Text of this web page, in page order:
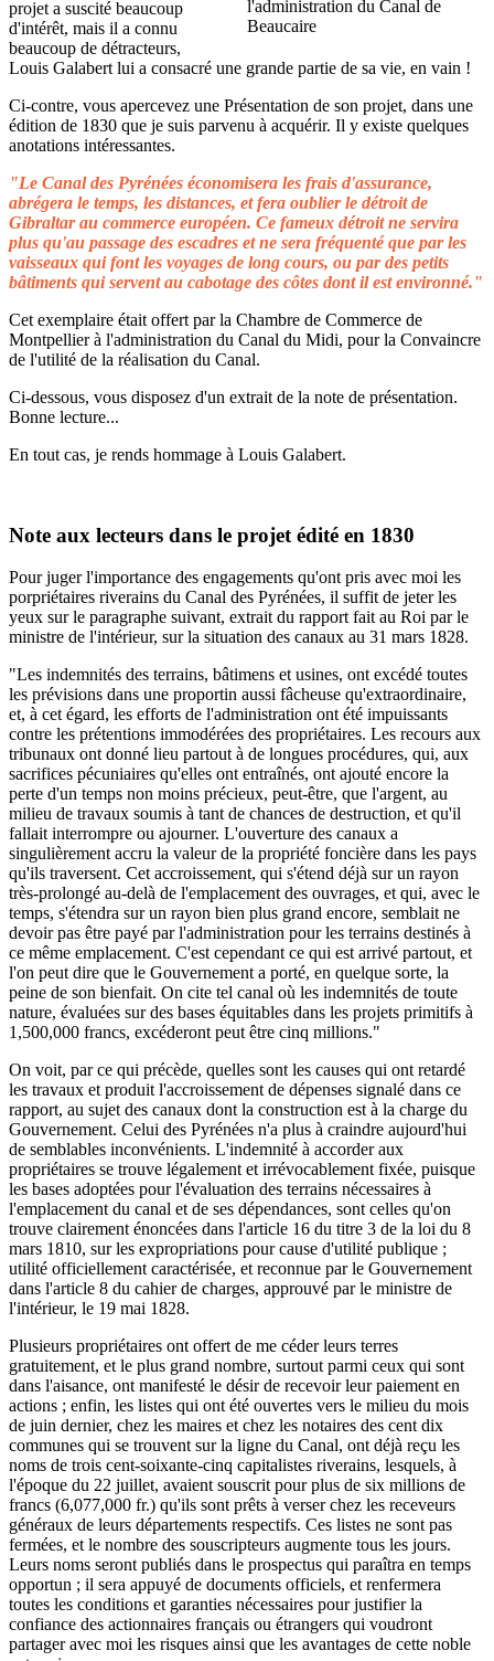
projet a suscité beaucoup
d'intérêt, mais il a connu
beaucoup de détracteurs,
Louis Galabert lui a consacré une grande partie de sa vie, en vain !
Ci-contre, vous apercevez une Présentation de son projet, dans une
édition de 1830 que je suis parvenu à acquérir. Il y existe quelques
anotations intéressantes.
"Le Canal des Pyrénées économisera les frais d'assurance,
abrégera le temps, les distances, et fera oublier le détroit de
Gibraltar au commerce européen. Ce fameux détroit ne servira
plus qu'au passage des escadres et ne sera fréquenté que par les
vaisseaux qui font les voyages de long cours, ou par des petits
bâtiments qui servent au cabotage des côtes dont il est environné."
Cet exemplaire était offert par la Chambre de Commerce de
Montpellier à l'administration du Canal du Midi, pour la Convaincre
de l'utilité de la réalisation du Canal.
Ci-dessous, vous disposez d'un extrait de la note de présentation.
Bonne lecture...
En tout cas, je rends hommage à Louis Galabert.
Note aux lecteurs dans le projet édité en 1830
Pour juger l'importance des engagements qu'ont pris avec moi les
porpriétaires riverains du Canal des Pyrénées, il suffit de jeter les
yeux sur le paragraphe suivant, extrait du rapport fait au Roi par le
ministre de l'intérieur, sur la situation des canaux au 31 mars 1828.
"Les indemnités des terrains, bâtimens et usines, ont excédé toutes
les prévisions dans une proportin aussi fâcheuse qu'extraordinaire,
et, à cet égard, les efforts de l'administration ont été impuissants
contre les prétentions immodérées des propriétaires. Les recours aux
tribunaux ont donné lieu partout à de longues procédures, qui, aux
sacrifices pécuniaires qu'elles ont entraînés, ont ajouté encore la
perte d'un temps non moins précieux, peut-être, que l'argent, au
milieu de travaux soumis à tant de chances de destruction, et qu'il
fallait interrompre ou ajourner. L'ouverture des canaux a
singulièrement accru la valeur de la propriété foncière dans les pays
qu'ils traversent. Cet accroissement, qui s'étend déjà sur un rayon
très-prolongé au-delà de l'emplacement des ouvrages, et qui, avec le
temps, s'étendra sur un rayon bien plus grand encore, semblait ne
devoir pas être payé par l'administration pour les terrains destinés à
ce même emplacement. C'est cependant ce qui est arrivé partout, et
l'on peut dire que le Gouvernement a porté, en quelque sorte, la
peine de son bienfait. On cite tel canal où les indemnités de toute
nature, évaluées sur des bases équitables dans les projets primitifs à
1,500,000 francs, excéderont peut être cinq millions."
On voit, par ce qui précède, quelles sont les causes qui ont retardé
les travaux et produit l'accroissement de dépenses signalé dans ce
rapport, au sujet des canaux dont la construction est à la charge du
Gouvernement. Celui des Pyrénées n'a plus à craindre aujourd'hui
de semblables inconvénients. L'indemnité à accorder aux
propriétaires se trouve légalement et irrévocablement fixée, puisque
les bases adoptées pour l'évaluation des terrains nécessaires à
l'emplacement du canal et de ses dépendances, sont celles qu'on
trouve clairement énoncées dans l'article 16 du titre 3 de la loi du 8
mars 1810, sur les expropriations pour cause d'utilité publique ;
utilité officiellement caractérisée, et reconnue par le Gouvernement
dans l'article 8 du cahier de charges, approuvé par le ministre de
l'intérieur, le 19 mai 1828.
Plusieurs propriétaires ont offert de me céder leurs terres
gratuitement, et le plus grand nombre, surtout parmi ceux qui sont
dans l'aisance, ont manifesté le désir de recevoir leur paiement en
actions ; enfin, les listes qui ont été ouvertes vers le milieu du mois
de juin dernier, chez les maires et chez les notaires des cent dix
communes qui se trouvent sur la ligne du Canal, ont déjà reçu les
noms de trois cent-soixante-cinq capitalistes riverains, lesquels, à
l'époque du 22 juillet, avaient souscrit pour plus de six millions de
francs (6,077,000 fr.) qu'ils sont prêts à verser chez les receveurs
généraux de leurs départements respectifs. Ces listes ne sont pas
fermées, et le nombre des souscripteurs augmente tous les jours.
Leurs noms seront publiés dans le prospectus qui paraîtra en temps
opportun ; il sera appuyé de documents officiels, et renfermera
toutes les conditions et garanties nécessaires pour justifier la
confiance des actionnaires français ou étrangers qui voudront
partager avec moi les risques ainsi que les avantages de cette noble